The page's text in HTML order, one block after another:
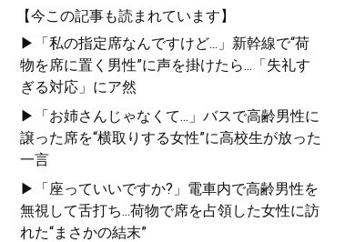
【今この記事も読まれています】
▶「私の指定席なんですけど...」新幹線で“荷
物を席に置く男性”に声を掛けたら...「失礼す
ぎる対応」にア然
▶「お姉さんじゃなくて...」バスで高齢男性に
譲った席を“横取りする女性”に高校生が放った
一言
▶「座っていいですか?」電車内で高齢男性を
無視して舌打ち...荷物で席を占領した女性に訪
れた“まさかの結末”